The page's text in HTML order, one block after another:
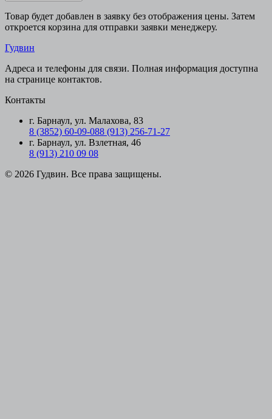
Товар будет добавлен в заявку без отображения цены. Затем
откроется корзина для отправки заявки менеджеру.
Гудвин
Адреса и телефоны для связи. Полная информация доступна
на странице контактов.
Контакты
г. Барнаул, ул. Малахова, 83
8 (3852) 60-09-088 (913) 256-71-27
г. Барнаул, ул. Взлетная, 46
8 (913) 210 09 08
© 2026 Гудвин. Все права защищены.